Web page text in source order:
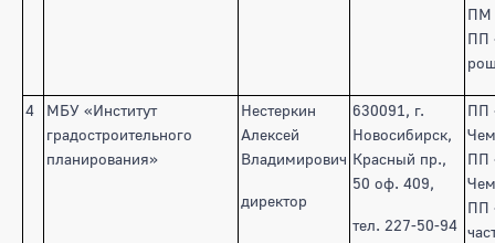
ПМ
ПП
4
МБУ «Институт
градостроительного
планирования»
Нестеркин
Алексей
Владимирович
директор
630091, г.
Новосибирск,
Красный пр.,
50 оф. 409,
тел. 227-50-94
ПП
ПП
ПП